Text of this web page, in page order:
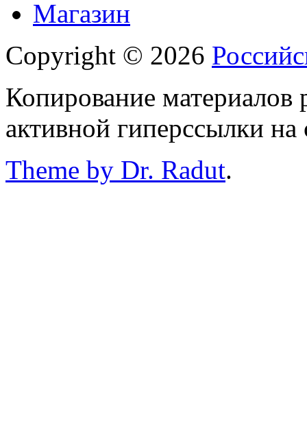
Магазин
Copyright © 2026
Копирование материалов
активной гиперссылки
Theme by Dr. Radut.